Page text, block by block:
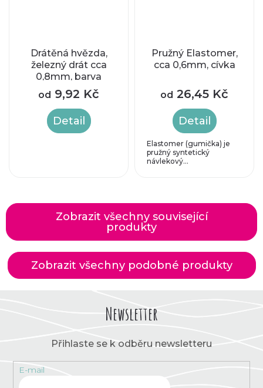
Drátěná hvězda,
železný drát cca
0,8mm, barva
platina
od 9,92 Kč
Detail
Pružný Elastomer,
cca 0,6mm, cívka
od 26,45 Kč
Detail
Elastomer (gumička) je
pružný syntetický
návlekový...
Zobrazit všechny související
produkty
Zobrazit všechny podobné produkty
Newsletter
Přihlaste se k odběru newsletteru
E-mail